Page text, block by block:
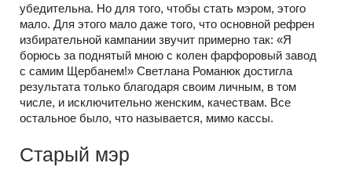
убедительна. Но для того, чтобы стать мэром, этого
мало. Для этого мало даже того, что основной рефрен
избирательной кампании звучит примерно так: «Я
борюсь за поднятый мною с колен фарфоровый завод
с самим Щербанем!» Светлана Романюк достигла
результата только благодаря своим личным, в том
числе, и исключительно женским, качествам. Все
остальное было, что называется, мимо кассы.
Старый мэр